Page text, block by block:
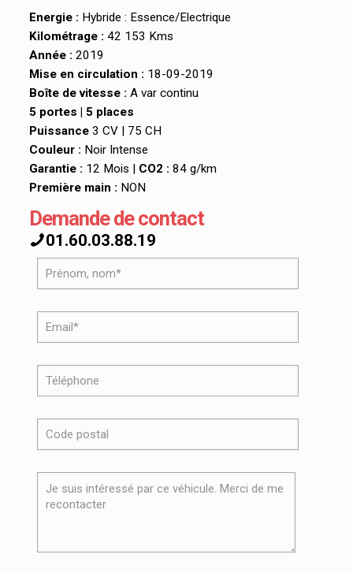
Energie : Hybride : Essence/Electrique
Kilométrage : 42 153 Kms
Année : 2019
Mise en circulation : 18-09-2019
Boîte de vitesse : A var continu
5 portes | 5 places
Puissance 3 CV | 75 CH
Couleur : Noir Intense
Garantie : 12 Mois | CO2 : 84 g/km
Première main : NON
Demande de contact
01.60.03.88.19